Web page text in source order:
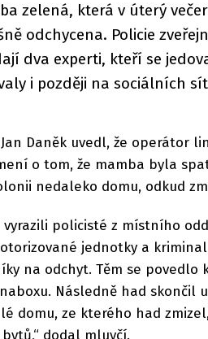
zelená, která v úterý
odchycena. Policie
dva experti, kteří se
i později na sociálních
Daněk uvedl, že operátor
o tom, že mamba byla
nedaleko domu, odkud
policisté z místního
jednotky a
na odchyt. Těm se povedlo
Následně had skončil
domu, ze kterého had
dodal mluvčí.